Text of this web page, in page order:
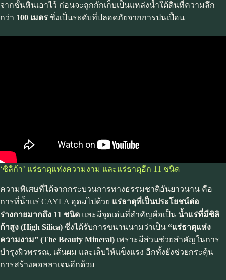
จากชั้นหินเอาไว้ ก่อนจะถูกกักเก็บเป็นแหล่งน้ำใต้ดินที่ความลึก
กว่า 100 เมตร ซึ่งเป็นระดับที่ปลอดภัยจากการปนเปื้อน
‘ซิลิก้า’ แร่ธาตุแห่งความงาม และแร่ธาตุอีก 11 ชนิด
ความพิเศษที่ได้จากกระบวนการทางธรรมชาติอันยาวนาน คือ
การที่น้ำแร่ CAYLA อุดมไปด้วย แร่ธาตุที่เป็นประโยชน์ต่อ
ร่างกายมากถึง 11 ชนิด และมีจุดเด่นที่สำคัญคือเป็น น้ำแร่ที่มีซิลิ
ก้าสูง (High Silica) ซึ่งได้รับการขนานนามว่าเป็น “แร่ธาตุแห่ง
ความงาม” (The Beauty Mineral) เพราะมีส่วนช่วยสำคัญในการ
บำรุงผิวพรรณ, เส้นผม และเล็บให้แข็งแรง อีกทั้งยังช่วยกระตุ้น
การสร้างคอลลาเจนอีกด้วย